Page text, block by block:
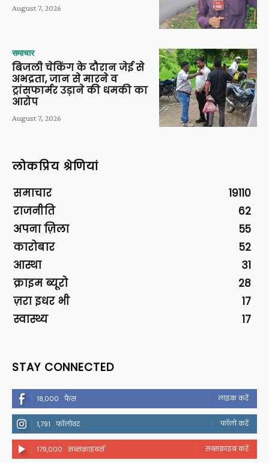
August 7, 2026
समाचार
बिजली चेकिंग के दौरान जेई से
अभद्रता, जान से मारने व
ट्रांसफार्मर उड़ाने की धमकी का
आरोप
August 7, 2026
लोकप्रिय श्रेणियां
समाचार
19110
राजनीति
62
अपना ज़िला
55
कारोबार
52
आस्था
31
क्राइम ब्यूरो
28
ज़रा इधर भी
17
स्वास्थ्य
17
STAY CONNECTED
18,000 फैंस लाइक करें
1,791 फॉलोवर फॉलो करें
179,000 सब्सक्राइबर्स सब्सक्राइब करें